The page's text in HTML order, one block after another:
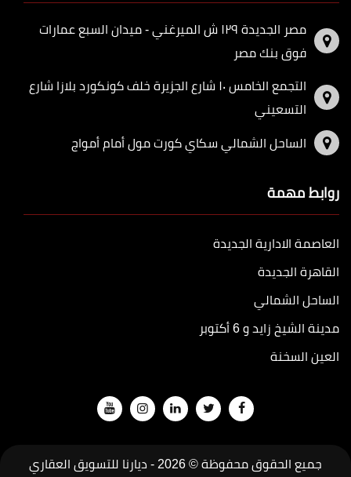
مصر الجديدة ١٢٩ ش الميرغني - ميدان السبع عمارات
فوق بنك مصر
التجمع الخامس ١٠ شارع الجزيرة خلف كونكورد بلازا شارع
التسعيني
الساحل الشمالي سكاي كورت مول أمام أمواج
روابط مهمة
العاصمة الادارية الجديدة
القاهرة الجديدة
الساحل الشمالي
مدينة الشيخ زايد و 6 أكتوبر
العين السخنة
جميع الحقوق محفوظة © 2026 - ديارنا للتسويق العقاري